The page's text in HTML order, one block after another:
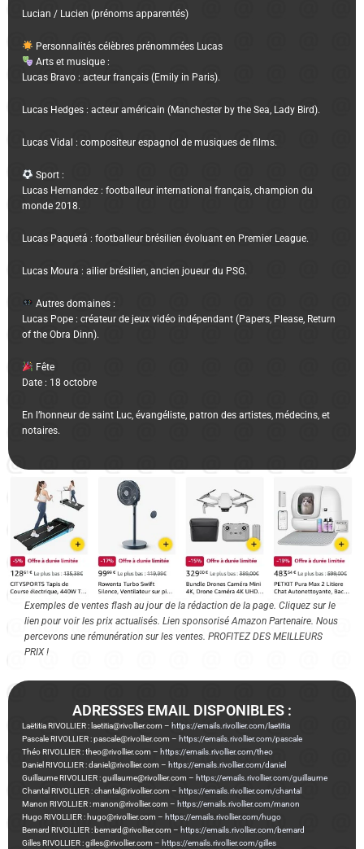
Lucian / Lucien (prénoms apparentés)
Personnalités célèbres prénommées Lucas
Arts et musique :
Lucas Bravo : acteur français (Emily in Paris).
Lucas Hedges : acteur américain (Manchester by the Sea, Lady Bird).
Lucas Vidal : compositeur espagnol de musiques de films.
Sport :
Lucas Hernandez : footballeur international français, champion du
monde 2018.
Lucas Paquetá : footballeur brésilien évoluant en Premier League.
Lucas Moura : ailier brésilien, ancien joueur du PSG.
Autres domaines :
Lucas Pope : créateur de jeux vidéo indépendant (Papers, Please, Return
of the Obra Dinn).
Fête
Date : 18 octobre
En l’honneur de saint Luc, évangéliste, patron des artistes, médecins, et
notaires.
Exemples de ventes flash au jour de la rédaction de la page. Cliquez sur le
lien pour voir les prix actualisés. Lien sponsorisé Amazon Partenaire. Nous
percevons une rémunération sur les ventes. PROFITEZ DES MEILLEURS
PRIX !
ADRESSES EMAIL DISPONIBLES :
Laëtitia RIVOLLIER : laetitia@rivollier.com – https://emails.rivollier.com/laetitia
Pascale RIVOLLIER : pascale@rivollier.com – https://emails.rivollier.com/pascale
Théo RIVOLLIER : theo@rivollier.com – https://emails.rivollier.com/theo
Daniel RIVOLLIER : daniel@rivollier.com – https://emails.rivollier.com/daniel
Guillaume RIVOLLIER : guillaume@rivollier.com – https://emails.rivollier.com/guillaume
Chantal RIVOLLIER : chantal@rivollier.com – https://emails.rivollier.com/chantal
Manon RIVOLLIER : manon@rivollier.com – https://emails.rivollier.com/manon
Hugo RIVOLLIER : hugo@rivollier.com – https://emails.rivollier.com/hugo
Bernard RIVOLLIER : bernard@rivollier.com – https://emails.rivollier.com/bernard
Gilles RIVOLLIER : gilles@rivollier.com – https://emails.rivollier.com/gilles